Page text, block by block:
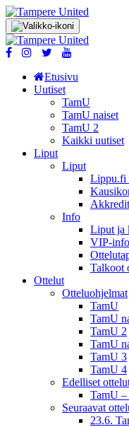
Etusivu
Uutiset
TamU
TamU naiset
TamU 2
Kaikki uutiset
Liput
Liput
Lippu.fi
Info
Liput ja
VIP-info
Talkoot
Ottelut
Otteluohjelmat
TamU
TamU
TamU 2
TamU
TamU 3
TamU 4
Edelliset
TamU –
Seuraavat
23.6.